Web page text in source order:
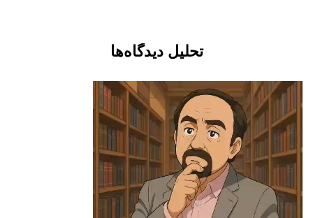
تحلیل دیدگاه‌ها